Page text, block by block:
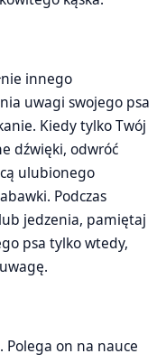
innego
uwagi swojego psa
Kiedy tylko Twój
dźwięki, odwróć
ulubionego
Podczas
jedzenia, pamiętaj
psa tylko wtedy,
Polega on na nauce